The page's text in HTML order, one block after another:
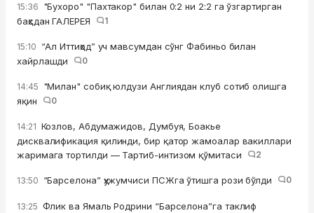
15:36 "Бухоро" "Пахтакор" билан 0:2 ни 2:2 га ўзгартирган
баҳсдан ГАЛЕРЕЯ
1
15:10 “Ал Иттиҳод” уч мавсумдан сўнг Фабиньо билан
хайрлашди
0
14:45 "Милан" собиқ юлдузи Англиядан клуб сотиб олишга
яқин
0
14:21 Козлов, Абдумажидов, Думбуя, Боакье
дисквалификация қилинди, бир қатор жамоалар вакиллари
жаримага тортилди — Тартиб-интизом қўмитаси
2
13:50 “Барселона” ҳужумчиси ПСЖга ўтишга рози бўлди 0
13:25 Флик ва Ямаль Родрини “Барселона”га таклиф